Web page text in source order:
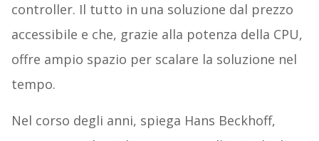
controller. Il tutto in una soluzione dal prezzo
accessibile e che, grazie alla potenza della CPU,
offre ampio spazio per scalare la soluzione nel
tempo.
Nel corso degli anni, spiega Hans Beckhoff,